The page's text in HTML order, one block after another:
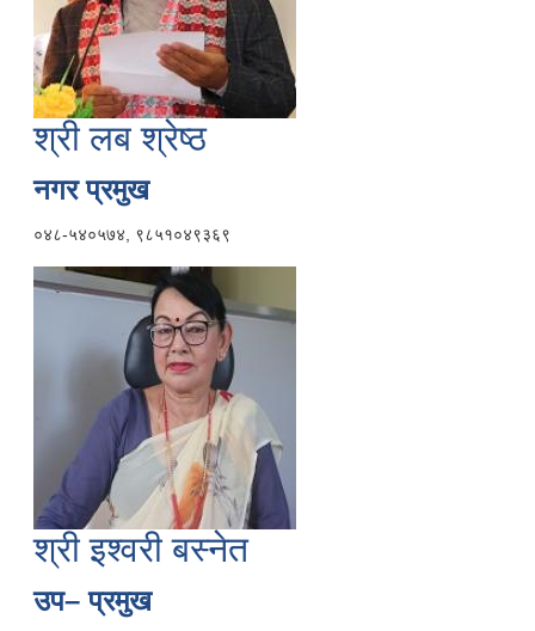
श्री लब श्रेष्ठ
नगर प्रमुख
०४८-५४०५७४, ९८५१०४९३६९
श्री इश्वरी बस्नेत
उप– प्रमुख